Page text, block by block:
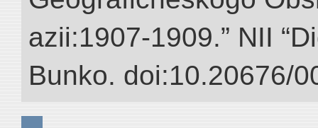
azii:1907-1909.” NII
Bunko. doi:10.20676/